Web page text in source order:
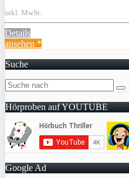
inkl. MwSt.
Details
ansehen *
Suche
Hörproben auf YOUTUBE
Google Ad